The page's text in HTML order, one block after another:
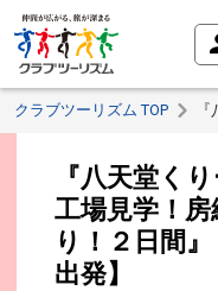
クラブツーリズム TOP
『八天堂く
工場見学！
り！２日間
出発】